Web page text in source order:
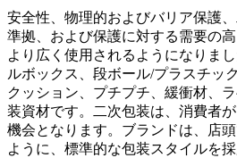
安全性、物理的およびバリア保護
準拠、および保護に対する需要の
より広く使用されるようになりま
ルボックス、段ボール/プラスチッ
クッション、プチプチ、緩衝材、
装資材です。二次包装は、消費者
機会となります。ブランドは、店
ように、標準的な包装スタイルを採